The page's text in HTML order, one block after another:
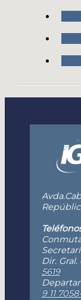
Dir.
5619
9 11